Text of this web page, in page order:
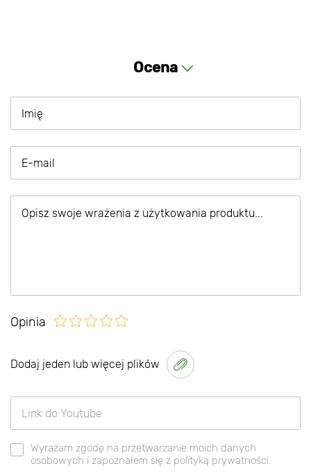
Ocena
Opinia
Dodaj jeden lub więcej plików
Wyrażam zgodę na przetwarzanie moich danych
osobowych i zapoznałem się z polityką prywatności.